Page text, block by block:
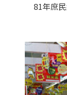
81年庶